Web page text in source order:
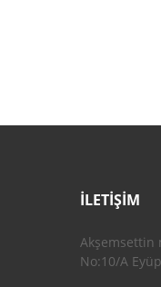
İLETİŞİM
Akşemsettin
No:10/A